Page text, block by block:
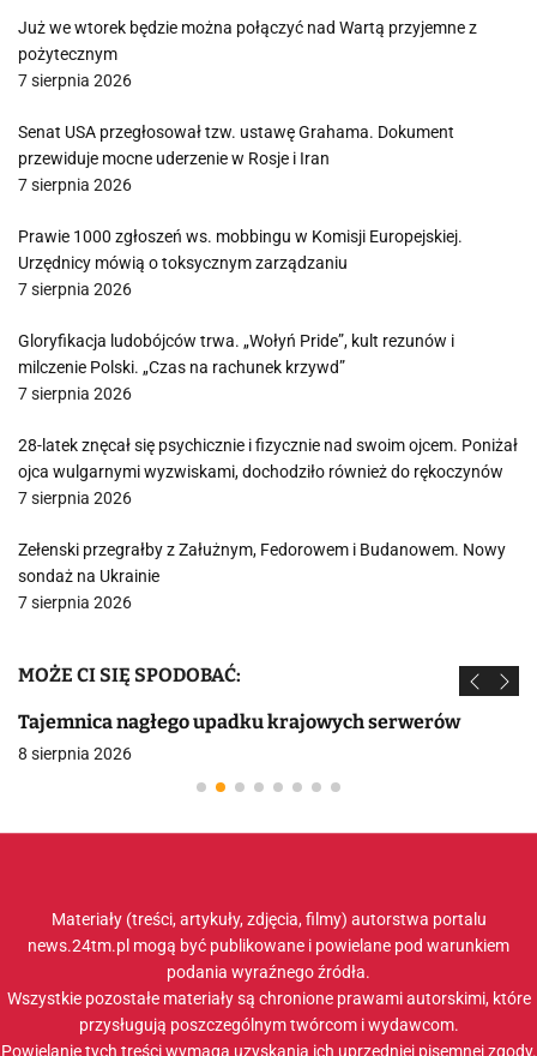
Już we wtorek będzie można połączyć nad Wartą przyjemne z
pożytecznym
7 sierpnia 2026
Senat USA przegłosował tzw. ustawę Grahama. Dokument
przewiduje mocne uderzenie w Rosje i Iran
7 sierpnia 2026
Prawie 1000 zgłoszeń ws. mobbingu w Komisji Europejskiej.
Urzędnicy mówią o toksycznym zarządzaniu
7 sierpnia 2026
Gloryfikacja ludobójców trwa. „Wołyń Pride”, kult rezunów i
milczenie Polski. „Czas na rachunek krzywd”
7 sierpnia 2026
28-latek znęcał się psychicznie i fizycznie nad swoim ojcem. Poniżał
ojca wulgarnymi wyzwiskami, dochodziło również do rękoczynów
7 sierpnia 2026
Zełenski przegrałby z Załużnym, Fedorowem i Budanowem. Nowy
sondaż na Ukrainie
7 sierpnia 2026
MOŻE CI SIĘ SPODOBAĆ:
Tajemnica nagłego upadku krajowych serwerów
8 sierpnia 2026
Materiały (treści, artykuły, zdjęcia, filmy) autorstwa portalu
news.24tm.pl mogą być publikowane i powielane pod warunkiem
podania wyraźnego źródła.
Wszystkie pozostałe materiały są chronione prawami autorskimi, które
przysługują poszczególnym twórcom i wydawcom.
Powielanie tych treści wymaga uzyskania ich uprzedniej pisemnej zgody.